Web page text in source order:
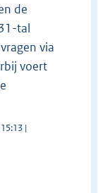
de
tal
via
voert
|